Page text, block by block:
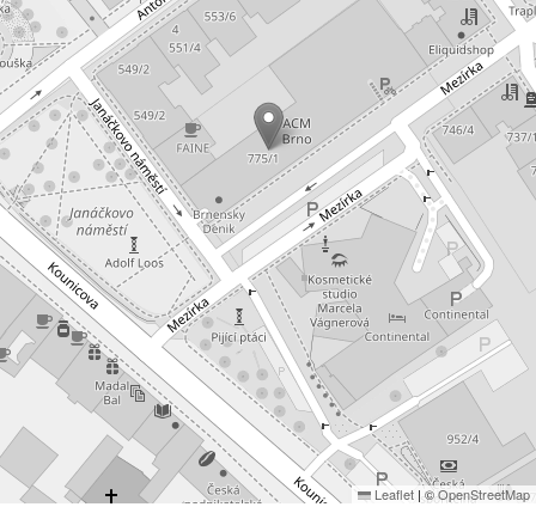
Leaflet | ©OpenStreetMap